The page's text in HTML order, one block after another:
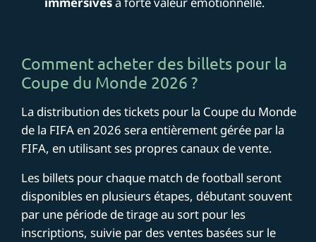
Comment acheter des billets pour la
Coupe du Monde 2026 ?
La distribution des tickets pour la Coupe du Monde
de la FIFA en 2026 sera entièrement gérée par la
FIFA, en utilisant ses propres canaux de vente.
Les billets pour chaque match de football seront
disponibles en plusieurs étapes, débutant souvent
par une période de tirage au sort pour les
inscriptions, suivie par des ventes basées sur le